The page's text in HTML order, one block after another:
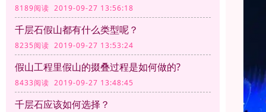
8189阅读 2019-09-27 13:56:18
千层石假山都有什么类型呢？
8235阅读 2019-09-27 13:53:24
假山工程里假山的掇叠过程是如何做的?
8433阅读 2019-09-27 13:48:45
千层石应该如何选择？